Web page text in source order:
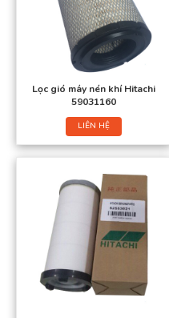
Lọc gió máy nén khí Hitachi
59031160
LIÊN HỆ